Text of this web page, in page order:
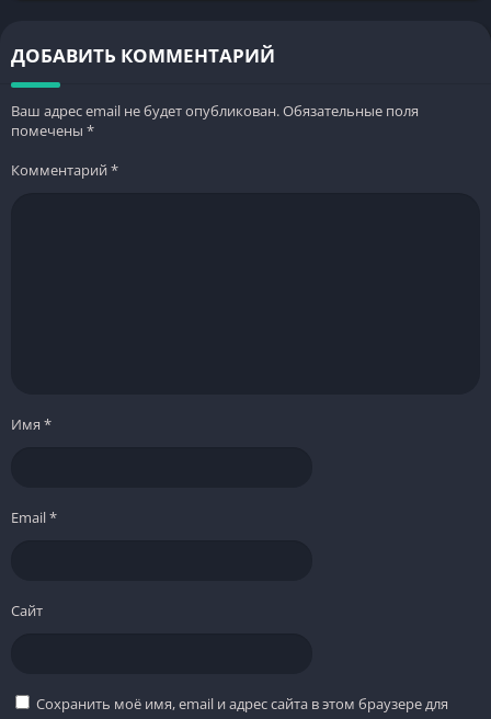
ДОБАВИТЬ КОММЕНТАРИЙ
Ваш адрес email не будет опубликован.Обязательные поля
помечены *
Комментарий*
Имя *
Email*
Сайт
Сохранить моё имя, email и адрес сайта в этом браузере для